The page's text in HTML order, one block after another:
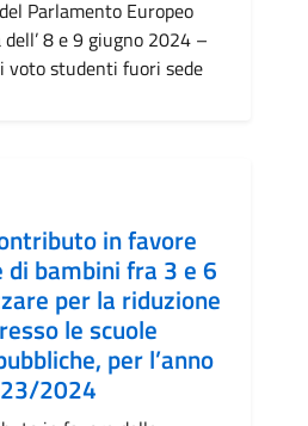
Parlamento Europeo
8 e 9 giugno 2024 –
voto studenti fuori sede
in favore
bambini fra 3 e 6
per la riduzione
le scuole
per l’anno
2024